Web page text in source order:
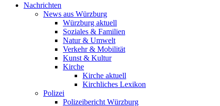
Nachrichten
News aus Würzburg
Würzburg aktuell
Soziales & Familien
Natur & Umwelt
Verkehr & Mobilität
Kunst & Kultur
Kirche
Kirche aktuell
Kirchliches Lexikon
Polizei
Polizeibericht Würzburg